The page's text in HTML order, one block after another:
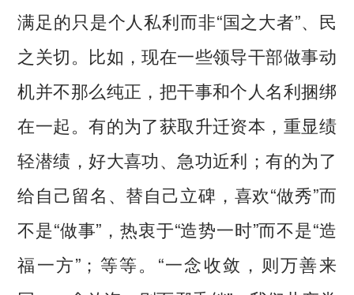
满足的只是个人私利而非“国之大者”、民
之关切。比如，现在一些领导干部做事动
机并不那么纯正，把干事和个人名利捆绑
在一起。有的为了获取升迁资本，重显绩
轻潜绩，好大喜功、急功近利；有的为了
给自己留名、替自己立碑，喜欢“做秀”而
不是“做事”，热衷于“造势一时”而不是“造
福一方”；等等。“一念收敛，则万善来